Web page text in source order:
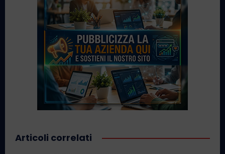
Articoli correlati